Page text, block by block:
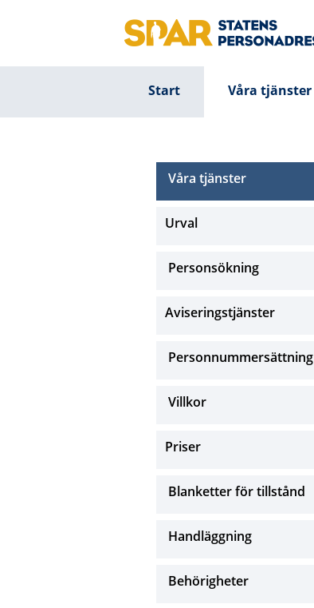
Start Våra tjänster
Våra tjänster
Urval
Personsökning
Aviseringstjänster
Personnummersättning
Villkor
Priser
Blanketter för tillstånd
Handläggning
Behörigheter